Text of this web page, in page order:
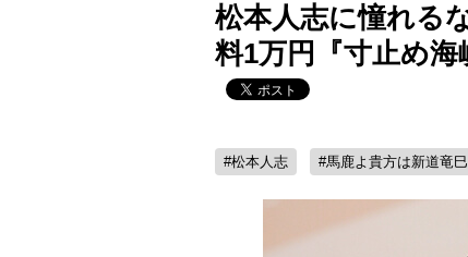
松本人志に憧れる
料1万円『寸止め
#松本人志 #馬鹿よ貴方は新道竜巳